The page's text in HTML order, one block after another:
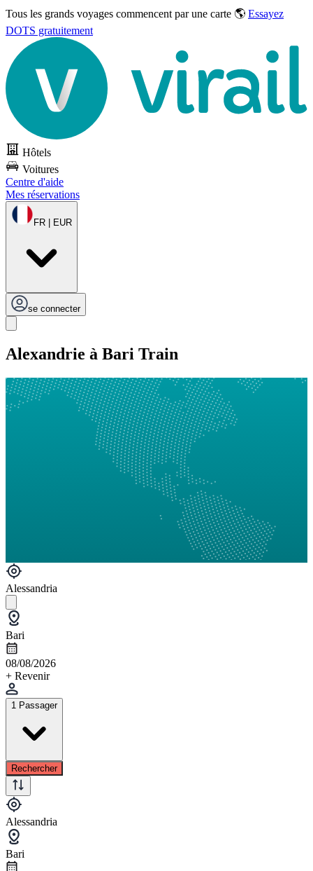
Tous les grands voyages commencent par une carte 🌎 Essayez
DOTS gratuitement
Hôtels
Voitures
Centre d'aide
Mes réservations
FR | EUR
se connecter
Alexandrie à Bari Train
Alessandria
Bari
08/08/2026
+ Revenir
1 Passager
Rechercher
Alessandria
Bari